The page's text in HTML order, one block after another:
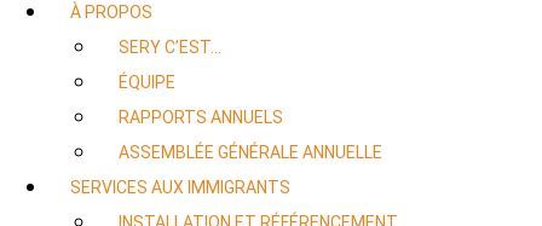
À PROPOS
SERY C’EST…
ÉQUIPE
RAPPORTS ANNUELS
ASSEMBLÉE GÉNÉRALE ANNUELLE
SERVICES AUX IMMIGRANTS